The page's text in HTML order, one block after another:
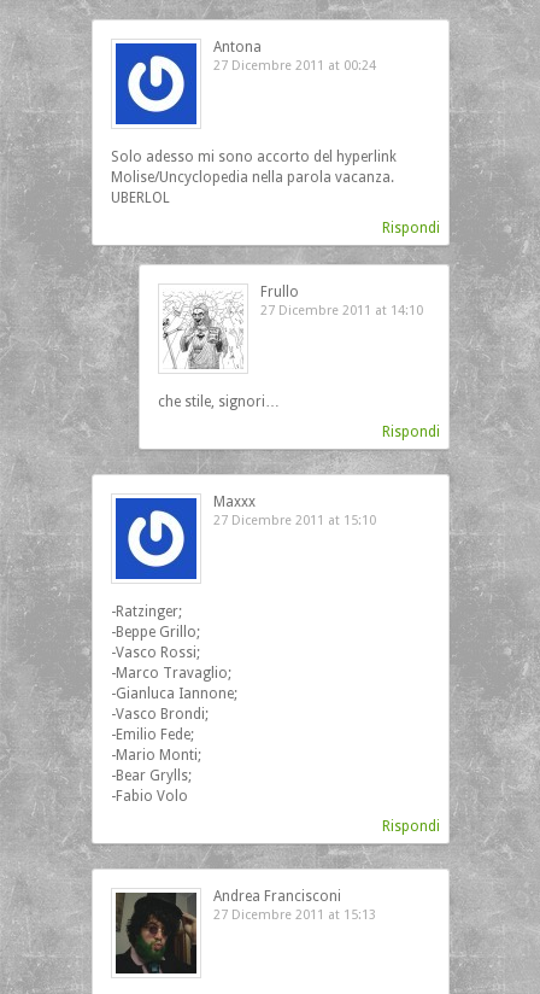
Antona
27 Dicembre 2011 at 00:24
Solo adesso mi sono accorto del hyperlink
Molise/Uncyclopedia nella parola vacanza.
UBERLOL
Rispondi
Frullo
27 Dicembre 2011 at 14:10
che stile, signori…
Rispondi
Maxxx
27 Dicembre 2011 at 15:10
-Ratzinger;
-Beppe Grillo;
-Vasco Rossi;
-Marco Travaglio;
-Gianluca Iannone;
-Vasco Brondi;
-Emilio Fede;
-Mario Monti;
-Bear Grylls;
-Fabio Volo
Rispondi
Andrea Francisconi
27 Dicembre 2011 at 15:13